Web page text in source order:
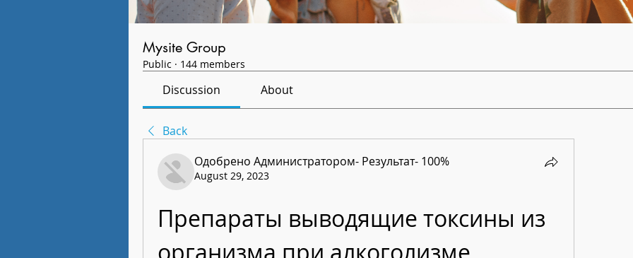
Mysite Group
Public · 144 members
Discussion About
Back
Одобрено Администратором- Результат- 100%
August 29, 2023
Препараты выводящие токсины из
организма при алкоголизме